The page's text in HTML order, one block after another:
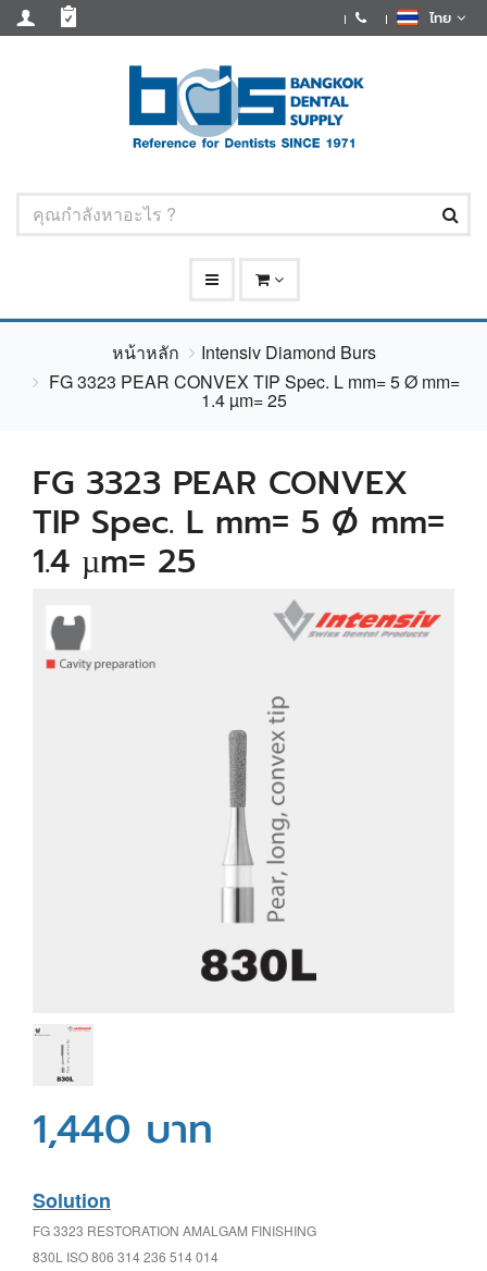
ไทย
หน้าหลัก
Intensiv Diamond Burs
FG 3323 PEAR CONVEX TIP Spec. L mm= 5 Ø mm=
1.4 µm= 25
FG 3323 PEAR CONVEX
TIP Spec. L mm= 5 Ø mm=
1.4 µm= 25
1,440 บาท
Solution
FG 3323 RESTORATION AMALGAM FINISHING
830L ISO 806 314 236 514 014